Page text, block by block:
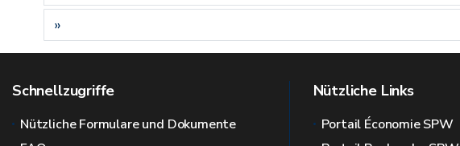
»
Schnellzugriffe
Nützliche Formulare und Dokumente
Nützliche Links
Portail Économie SPW